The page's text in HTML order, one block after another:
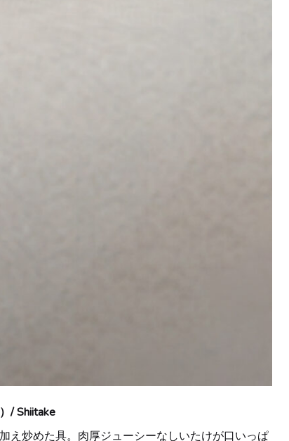
/ Shiitake
え炒めた具。肉厚ジューシーなしいたけが口いっぱ